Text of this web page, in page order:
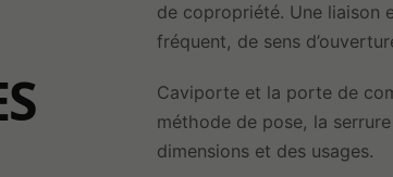
de copropriété. Une liaison
fréquent, de sens
Caviporte et la porte de
méthode de pose, la
dimensions et des usages.